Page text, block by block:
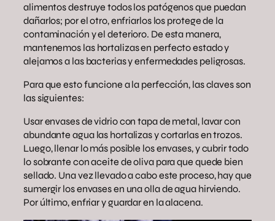
alimentos destruye todos los patógenos que puedan
dañarlos; por el otro, enfriarlos los protege de la
contaminación y el deterioro. De esta manera,
mantenemos las hortalizas en perfecto estado y
alejamos a las bacterias y enfermedades peligrosas.
Para que esto funcione a la perfección, las claves son
las siguientes:
Usar envases de vidrio con tapa de metal, lavar con
abundante agua las hortalizas y cortarlas en trozos.
Luego, llenar lo más posible los envases, y cubrir todo
lo sobrante con aceite de oliva para que quede bien
sellado. Una vez llevado a cabo este proceso, hay que
sumergir los envases en una olla de agua hirviendo.
Por último, enfriar y guardar en la alacena.